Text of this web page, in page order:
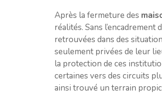
Après la fermeture des
réalités. Sans
retrouvées dans des
seulement privées de leur
la protection de ces
certaines vers des circuits
ainsi trouvé un terrain